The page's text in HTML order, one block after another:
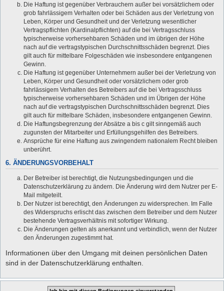
Die Haftung ist gegenüber Verbrauchern außer bei vorsätzlichem oder
grob fahrlässigem Verhalten oder bei Schäden aus der Verletzung von
Leben, Körper und Gesundheit und der Verletzung wesentlicher
Vertragspflichten (Kardinalpflichten) auf die bei Vertragsschluss
typischerweise vorhersehbaren Schäden und im übrigen der Höhe
nach auf die vertragstypischen Durchschnittsschäden begrenzt. Dies
gilt auch für mittelbare Folgeschäden wie insbesondere entgangenen
Gewinn.
Die Haftung ist gegenüber Unternehmern außer bei der Verletzung von
Leben, Körper und Gesundheit oder vorsätzlichem oder grob
fahrlässigem Verhalten des Betreibers auf die bei Vertragsschluss
typischerweise vorhersehbaren Schäden und im Übrigen der Höhe
nach auf die vertragstypischen Durchschnittsschäden begrenzt. Dies
gilt auch für mittelbare Schäden, insbesondere entgangenen Gewinn.
Die Haftungsbegrenzung der Absätze a bis c gilt sinngemäß auch
zugunsten der Mitarbeiter und Erfüllungsgehilfen des Betreibers.
Ansprüche für eine Haftung aus zwingendem nationalem Recht bleiben
unberührt.
6. ÄNDERUNGSVORBEHALT
Der Betreiber ist berechtigt, die Nutzungsbedingungen und die
Datenschutzerklärung zu ändern. Die Änderung wird dem Nutzer per E-
Mail mitgeteilt.
Der Nutzer ist berechtigt, den Änderungen zu widersprechen. Im Falle
des Widerspruchs erlischt das zwischen dem Betreiber und dem Nutzer
bestehende Vertragsverhältnis mit sofortiger Wirkung.
Die Änderungen gelten als anerkannt und verbindlich, wenn der Nutzer
den Änderungen zugestimmt hat.
Informationen über den Umgang mit deinen persönlichen Daten
sind in der Datenschutzerklärung enthalten.